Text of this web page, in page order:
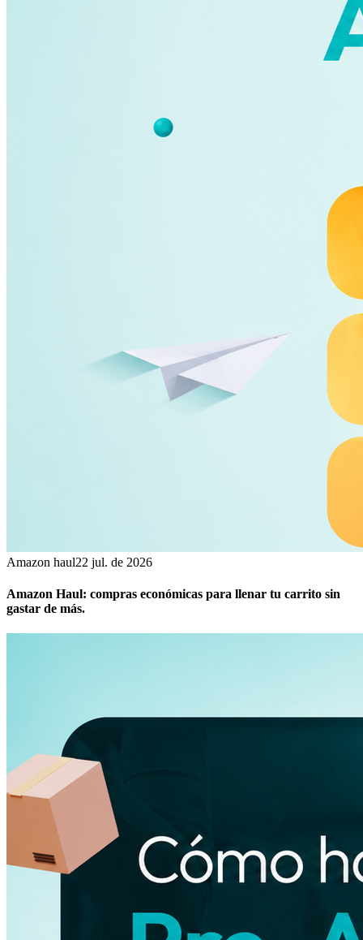
Amazon haul22 jul. de 2026
Amazon Haul: compras económicas para llenar tu carrito sin
gastar de más.